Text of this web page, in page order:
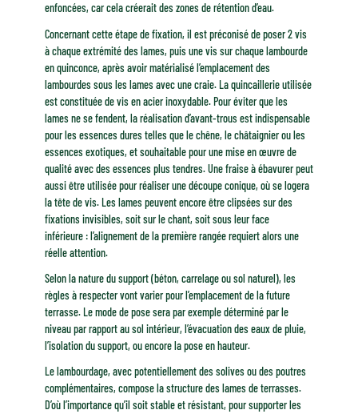
enfoncées, car cela créerait des zones de rétention d’eau.
Concernant cette étape de fixation, il est préconisé de poser 2 vis
à chaque extrémité des lames, puis une vis sur chaque lambourde
en quinconce, après avoir matérialisé l’emplacement des
lambourdes sous les lames avec une craie. La quincaillerie utilisée
est constituée de vis en acier inoxydable. Pour éviter que les
lames ne se fendent, la réalisation d’avant-trous est indispensable
pour les essences dures telles que le chêne, le châtaignier ou les
essences exotiques, et souhaitable pour une mise en œuvre de
qualité avec des essences plus tendres. Une fraise à ébavurer peut
aussi être utilisée pour réaliser une découpe conique, où se logera
la tête de vis. Les lames peuvent encore être clipsées sur des
fixations invisibles, soit sur le chant, soit sous leur face
inférieure : l’alignement de la première rangée requiert alors une
réelle attention.
Selon la nature du support (béton, carrelage ou sol naturel), les
règles à respecter vont varier pour l’emplacement de la future
terrasse. Le mode de pose sera par exemple déterminé par le
niveau par rapport au sol intérieur, l’évacuation des eaux de pluie,
l’isolation du support, ou encore la pose en hauteur.
Le lambourdage, avec potentiellement des solives ou des poutres
complémentaires, compose la structure des lames de terrasses.
D’où l’importance qu’il soit stable et résistant, pour supporter les